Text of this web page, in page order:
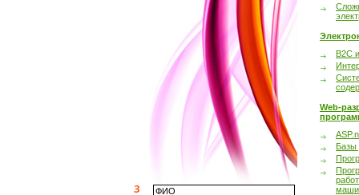
B2C
Web-
Базы